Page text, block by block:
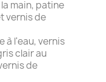
main, patine
vernis de
à l'eau, vernis
clair au
de